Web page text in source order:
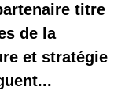
titre
de la
et stratégie